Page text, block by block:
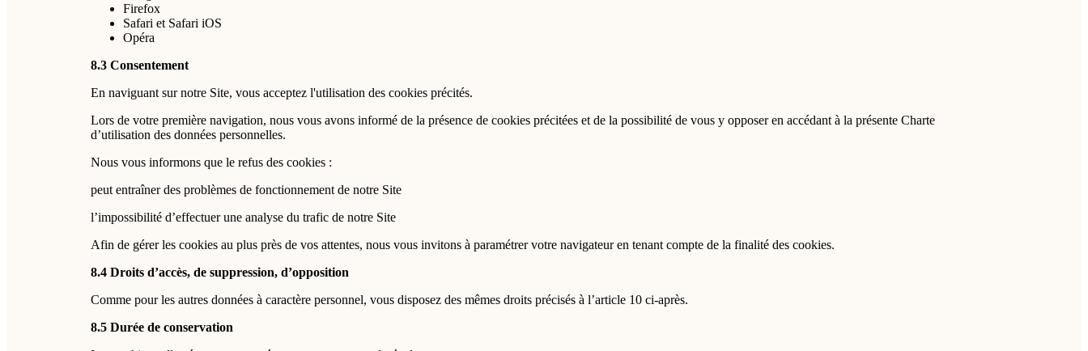
Firefox
Safari et Safari iOS
Opéra
8.3 Consentement
En naviguant sur notre Site, vous acceptez l'utilisation des cookies précités.
Lors de votre première navigation, nous vous avons informé de la présence de cookies précitées et de la possibilité de vous y opposer en accédant à la présente Charte
d’utilisation des données personnelles.
Nous vous informons que le refus des cookies :
peut entraîner des problèmes de fonctionnement de notre Site
l’impossibilité d’effectuer une analyse du trafic de notre Site
Afin de gérer les cookies au plus près de vos attentes, nous vous invitons à paramétrer votre navigateur en tenant compte de la finalité des cookies.
8.4 Droits d’accès, de suppression, d’opposition
Comme pour les autres données à caractère personnel, vous disposez des mêmes droits précisés à l’article 10 ci-après.
8.5 Durée de conservation